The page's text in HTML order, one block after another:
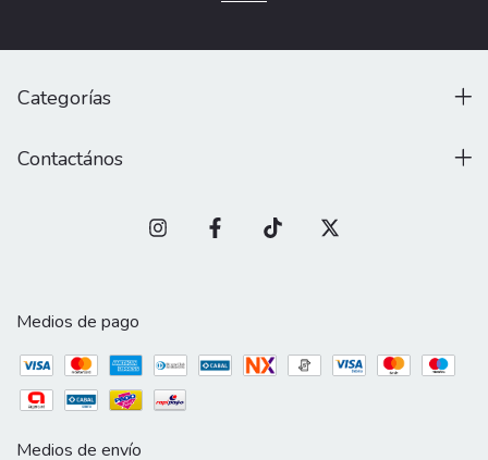
Categorías
Contactános
Medios de pago
Medios de envío